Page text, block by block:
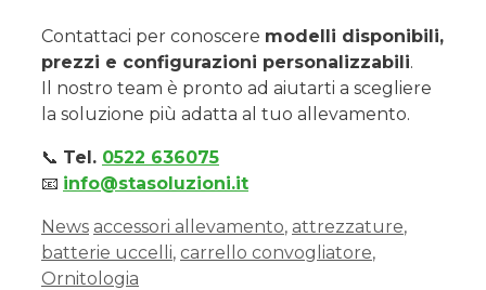
Contattaci per conoscere modelli disponibili,
prezzi e configurazioni personalizzabili.
Il nostro team è pronto ad aiutarti a scegliere
la soluzione più adatta al tuo allevamento.
📞 Tel. 0522 636075
📧 info@stasoluzioni.it
News accessori allevamento, attrezzature,
batterie uccelli, carrello convogliatore,
Ornitologia